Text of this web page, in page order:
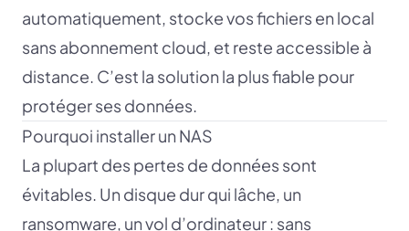
automatiquement, stocke vos fichiers en local
sans abonnement cloud, et reste accessible à
distance. C’est la solution la plus fiable pour
protéger ses données.
Pourquoi installer un NAS
La plupart des pertes de données sont
évitables. Un disque dur qui lâche, un
ransomware, un vol d’ordinateur : sans